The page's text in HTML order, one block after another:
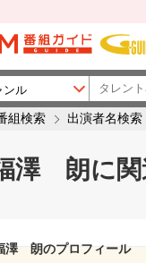
組検索 出演者名検索
澤 朗に関
澤 朗のプロフィール